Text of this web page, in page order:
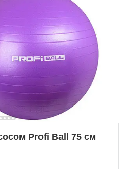
Profi Ball 75 см